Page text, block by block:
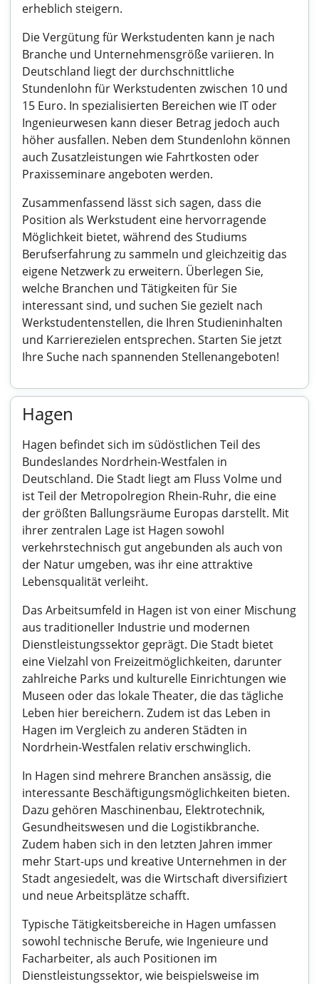
erheblich steigern.
Die Vergütung für Werkstudenten kann je nach
Branche und Unternehmensgröße variieren. In
Deutschland liegt der durchschnittliche
Stundenlohn für Werkstudenten zwischen 10 und
15 Euro. In spezialisierten Bereichen wie IT oder
Ingenieurwesen kann dieser Betrag jedoch auch
höher ausfallen. Neben dem Stundenlohn können
auch Zusatzleistungen wie Fahrtkosten oder
Praxisseminare angeboten werden.
Zusammenfassend lässt sich sagen, dass die
Position als Werkstudent eine hervorragende
Möglichkeit bietet, während des Studiums
Berufserfahrung zu sammeln und gleichzeitig das
eigene Netzwerk zu erweitern. Überlegen Sie,
welche Branchen und Tätigkeiten für Sie
interessant sind, und suchen Sie gezielt nach
Werkstudentenstellen, die Ihren Studieninhalten
und Karrierezielen entsprechen. Starten Sie jetzt
Ihre Suche nach spannenden Stellenangeboten!
Hagen
Hagen befindet sich im südöstlichen Teil des
Bundeslandes Nordrhein-Westfalen in
Deutschland. Die Stadt liegt am Fluss Volme und
ist Teil der Metropolregion Rhein-Ruhr, die eine
der größten Ballungsräume Europas darstellt. Mit
ihrer zentralen Lage ist Hagen sowohl
verkehrstechnisch gut angebunden als auch von
der Natur umgeben, was ihr eine attraktive
Lebensqualität verleiht.
Das Arbeitsumfeld in Hagen ist von einer Mischung
aus traditioneller Industrie und modernen
Dienstleistungssektor geprägt. Die Stadt bietet
eine Vielzahl von Freizeitmöglichkeiten, darunter
zahlreiche Parks und kulturelle Einrichtungen wie
Museen oder das lokale Theater, die das tägliche
Leben hier bereichern. Zudem ist das Leben in
Hagen im Vergleich zu anderen Städten in
Nordrhein-Westfalen relativ erschwinglich.
In Hagen sind mehrere Branchen ansässig, die
interessante Beschäftigungsmöglichkeiten bieten.
Dazu gehören Maschinenbau, Elektrotechnik,
Gesundheitswesen und die Logistikbranche.
Zudem haben sich in den letzten Jahren immer
mehr Start-ups und kreative Unternehmen in der
Stadt angesiedelt, was die Wirtschaft diversifiziert
und neue Arbeitsplätze schafft.
Typische Tätigkeitsbereiche in Hagen umfassen
sowohl technische Berufe, wie Ingenieure und
Facharbeiter, als auch Positionen im
Dienstleistungssektor, wie beispielsweise im